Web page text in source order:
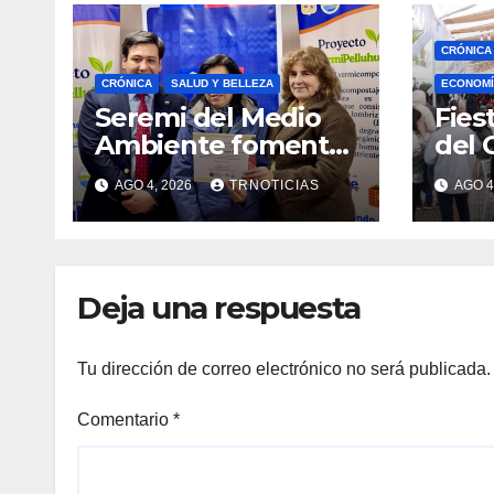
CRÓNICA SALUD Y BELLEZA
Seremi del Medio
Ambiente fomentó
iniciativa de
vermicompostaje
domiciliario en
AGO 4, 2026 TRNOTICIAS
CRÓNICA
del
AGO
Deja una respuesta
Tu dirección de correo electrónico no será publicada.
Comentario *